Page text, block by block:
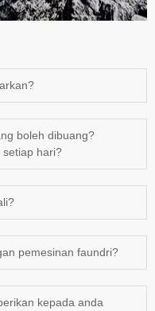
boleh dibuang?
setiap hari?
pemesinan faundri?
kepada anda